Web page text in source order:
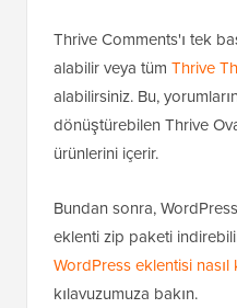
Thrive Comments'ı tek
alabilir veya tüm Thrive
alabilirsiniz. Bu,
dönüştürebilen Thrive
ürünlerini içerir.
Bundan sonra,
eklenti zip paketi
WordPress eklentisi nasıl
kılavuzumuza bakın.